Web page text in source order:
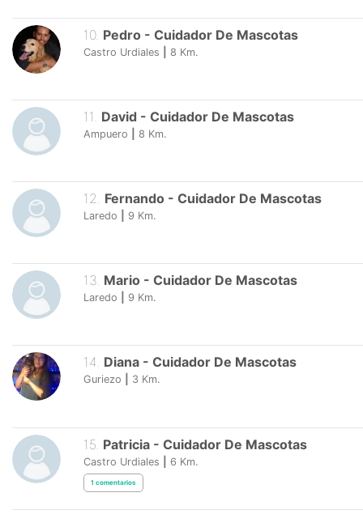
10. Pedro - Cuidador De Mascotas
Castro Urdiales 8 Km.
11 David - Cuidador De Mascotas
Ampuero 8 Km.
12 Fernando - Cuidador De Mascotas
Laredo 9 Km.
13. Mario - Cuidador De Mascotas
Laredo 9 Km.
14. Diana - Cuidador De Mascotas
Guriezo 3 Km.
15 Patricia - Cuidador De Mascotas
Castro Urdiales 6 Km.
1 comentarios